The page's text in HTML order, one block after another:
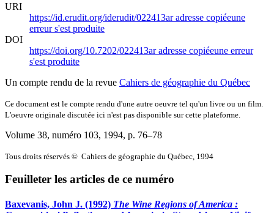
URI
https://id.erudit.org/iderudit/022413aradresse copiéeune
erreur s'est produite
DOI
https://doi.org/10.7202/022413aradresse copiéeune erreur
s'est produite
Un compte rendu de la revue Cahiers de géographie du Québec
Ce document est le compte rendu d'une autre oeuvre tel qu'un livre ou un film.
L'oeuvre originale discutée ici n'est pas disponible sur cette plateforme.
Volume 38, numéro 103, 1994, p. 76–78
Tous droits réservés © Cahiers de géographie du Québec, 1994
Feuilleter les articles de ce numéro
Baxevanis, John J. (1992) The Wine Regions of America :